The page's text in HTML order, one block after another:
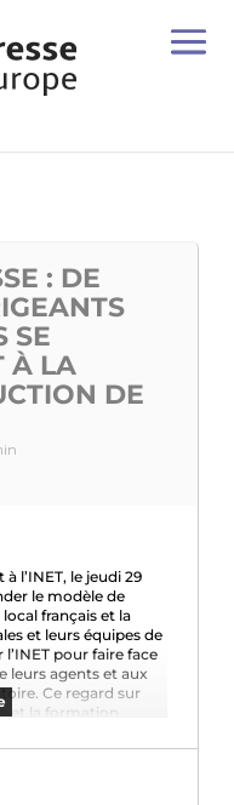
: DE
SE
À LA
DE
l’INET, le jeudi 29
le modèle de
français et la
et leurs équipes de
pour faire face
leurs agents et aux
Ce regard sur
et la formation
qui